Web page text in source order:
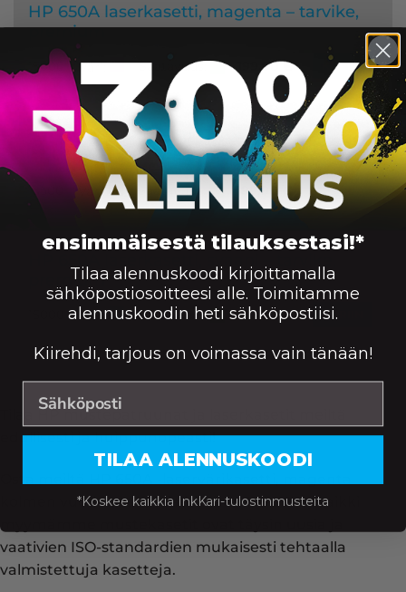
HP 650A laserkasetti, magenta – tarvike,
premium
15000 Väri: Saatavuus: 199,90€ KORIIN
HP 650A laserkasetti, musta – tarvike,
premium
13500 Väri: Saatavuus: 199,90 € KORIIN
premium
Väri: Saatavuus: 199,90€ KORIIN
Tilaa HP mustepatruunat ja laserkasetit meiltä
edullisesti ja huippunopeasti!
kolmen vuoden takuulla hintaan 199.90 €. Kaikki
myymämme mustekasetit ovat täysin uusia ja
vaativien ISO-standardien mukaisesti tehtaalla
valmistettuja kasetteja.
ensimmäisestä tilauksestasi!*
Tilaa alennuskoodi kirjoittamalla
sähköpostiosoitteesi alle. Toimitamme
alennuskoodin heti sähköpostiisi.
Kiirehdi, tarjous on voimassa vain tänään!
TILAA ALENNUSKOODI
*Koskee kaikkia InkKari-tulostinmusteita